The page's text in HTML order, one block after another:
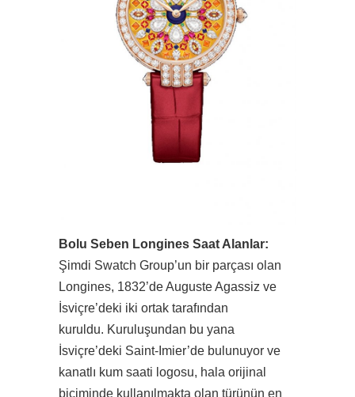
Bolu Seben Longines Saat Alanlar:
Şimdi Swatch Group’un bir parçası olan
Longines, 1832’de Auguste Agassiz ve
İsviçre’deki iki ortak tarafından
kuruldu. Kuruluşundan bu yana
İsviçre’deki Saint-Imier’de bulunuyor ve
kanatlı kum saati logosu, hala orijinal
biçiminde kullanılmakta olan türünün en